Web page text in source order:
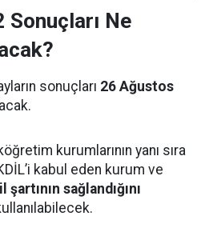
Sonuçları Ne
sonuçları 26 Ağustos
kurumlarının yanı sıra
kabul eden kurum ve
şartının sağlandığını